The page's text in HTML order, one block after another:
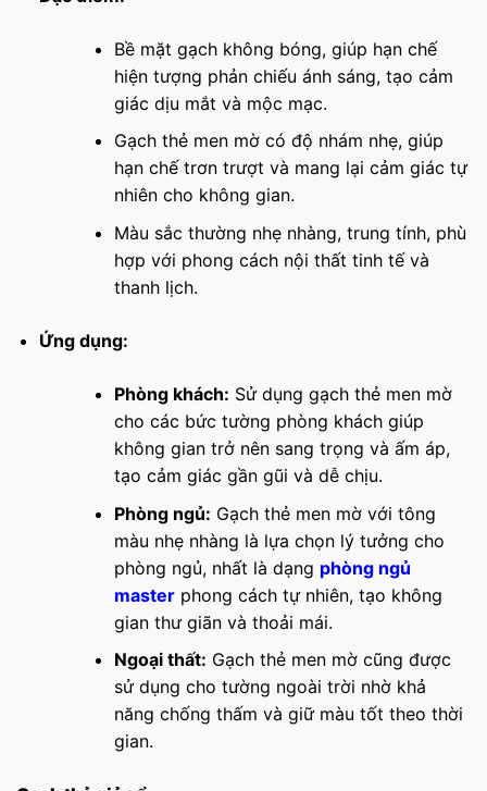
Bề mặt gạch không bóng, giúp hạn chế
hiện tượng phản chiếu ánh sáng, tạo cảm
giác dịu mắt và mộc mạc.
Gạch thẻ men mờ có độ nhám nhẹ, giúp
hạn chế trơn trượt và mang lại cảm giác tự
nhiên cho không gian.
Màu sắc thường nhẹ nhàng, trung tính, phù
hợp với phong cách nội thất tinh tế và
thanh lịch.
Ứng dụng:
Phòng khách: Sử dụng gạch thẻ men mờ
cho các bức tường phòng khách giúp
không gian trở nên sang trọng và ấm áp,
tạo cảm giác gần gũi và dễ chịu.
Phòng ngủ: Gạch thẻ men mờ với tông
màu nhẹ nhàng là lựa chọn lý tưởng cho
phòng ngủ, nhất là dạng phòng ngủ
masterphong cách tự nhiên, tạo không
gian thư giãn và thoải mái.
Ngoại thất: Gạch thẻ men mờ cũng được
sử dụng cho tường ngoài trời nhờ khả
năng chống thấm và giữ màu tốt theo thời
gian.